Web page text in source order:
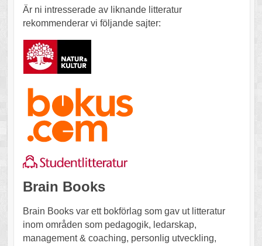
Är ni intresserade av liknande litteratur
rekommenderar vi följande sajter:
Brain Books
Brain Books var ett bokförlag som gav ut litteratur
inom områden som pedagogik, ledarskap,
management & coaching, personlig utveckling,